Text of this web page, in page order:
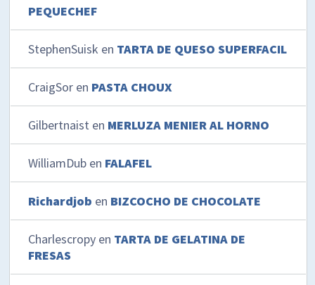
PEQUECHEF
StephenSuisk en TARTA DE QUESO SUPERFACIL
CraigSor en PASTA CHOUX
Gilbertnaist en MERLUZA MENIER AL HORNO
WilliamDub en FALAFEL
Richardjob en BIZCOCHO DE CHOCOLATE
Charlescropy en TARTA DE GELATINA DE
FRESAS